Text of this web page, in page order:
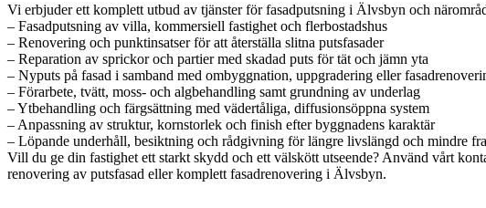
Vi erbjuder ett komplett utbud av tjänster för fasadputsning i Älvsbyn och
– Fasadputsning av villa, kommersiell fastighet och flerbostadshus
– Renovering och punktinsatser för att återställa slitna putsfasader
– Reparation av sprickor och partier med skadad puts för tät och jämn yta
– Nyputs på fasad i samband med ombyggnation, uppgradering eller
– Förarbete, tvätt, moss- och algbehandling samt grundning av underlag
– Ytbehandling och färgsättning med vädertåliga, diffusionsöppna system
– Anpassning av struktur, kornstorlek och finish efter byggnadens karaktär
– Löpande underhåll, besiktning och rådgivning för längre livslängd och mindre
Vill du ge din fastighet ett starkt skydd och ett välskött utseende? Använd vårt
renovering av putsfasad eller komplett fasadrenovering i Älvsbyn.